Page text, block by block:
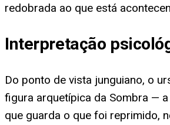
redobrada ao que está
Interpretação
Do ponto de vista junguiano, o
figura arquetípica da Sombra —
que guarda o que foi reprimido,